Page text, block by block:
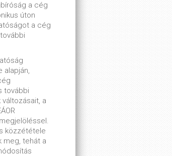
a cég
úton
a cég
alapján,
további
a
közzététele
meg, tehát a